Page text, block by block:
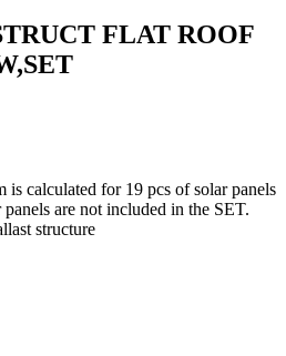
FLAT ROOF
is calculated for 19 pcs of solar panels
are not included in the SET.
structure